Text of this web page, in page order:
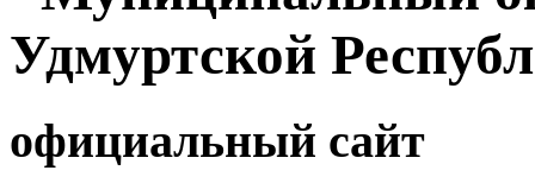
Удмуртской
официальный сайт